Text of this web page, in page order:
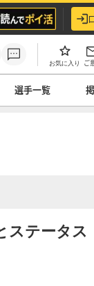
お気に入り ご
選手一覧
ステータス